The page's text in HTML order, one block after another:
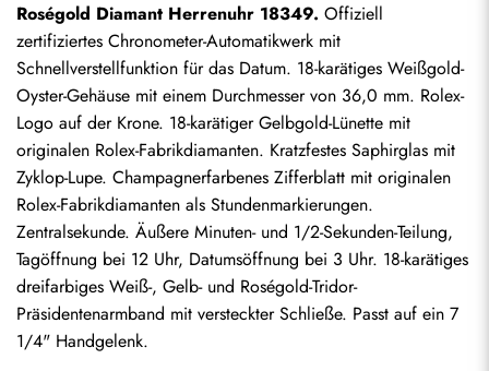
Roségold Diamant Herrenuhr 18349. Offiziell
zertifiziertes Chronometer-Automatikwerk mit
Schnellverstellfunktion für das Datum. 18-karätiges Weißgold-
Oyster-Gehäuse mit einem Durchmesser von 36,0 mm. Rolex-
Logo auf der Krone. 18-karätiger Gelbgold-Lünette mit
originalen Rolex-Fabrikdiamanten. Kratzfestes Saphirglas mit
Zyklop-Lupe. Champagnerfarbenes Zifferblatt mit originalen
Rolex-Fabrikdiamanten als Stundenmarkierungen.
Zentralsekunde. Äußere Minuten- und 1/2-Sekunden-Teilung,
Tagöffnung bei 12 Uhr, Datumsöffnung bei 3 Uhr. 18-karätiges
dreifarbiges Weiß-, Gelb- und Roségold-Tridor-
Präsidentenarmband mit versteckter Schließe. Passt auf ein 7
1/4" Handgelenk.